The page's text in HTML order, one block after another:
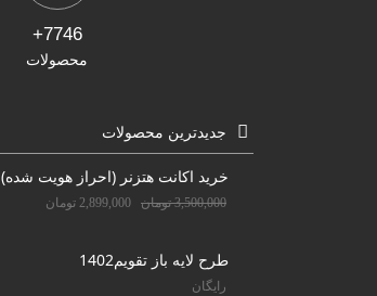
7746+
محصولات
جدیدترین محصولات
خرید اکانت هتزنر (احراز هویت شده)
3,500,000 تومان 2,899,000 تومان
طرح لایه باز تقویم1402
رایگان